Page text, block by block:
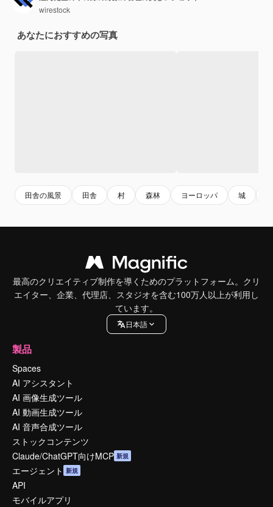
wirestock
あなたにおすすめの写真
田舎の風景 田舎 村 森林 ヨーロッパ 城
最高のクリエイティブ制作を導くためのプラットフォーム。クリ
エイター、企業、代理店、スタジオを含む100万人以上が利用し
ています。
日本語
製品
Spaces
AI アシスタント
AI 画像生成ツール
AI 動画生成ツール
AI 音声合成ツール
ストックコンテンツ
Claude/ChatGPT向けMCP 新規
エージェント 新規
API
モバイルアプリ